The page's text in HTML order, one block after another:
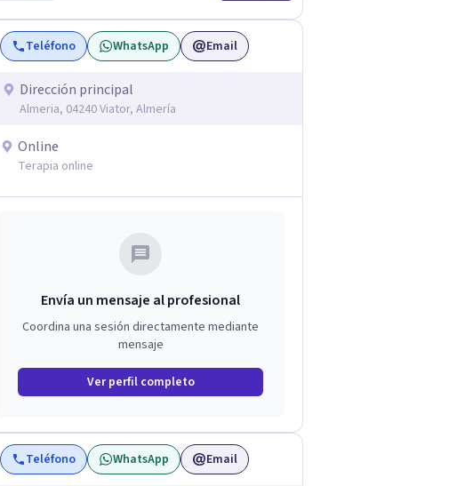
Teléfono WhatsApp Email
Dirección principal
Almeria, 04240 Viator, Almería
Online
Terapia online
Envía un mensaje al profesional
Coordina una sesión directamente mediante
mensaje
Ver perfil completo
Teléfono WhatsApp Email